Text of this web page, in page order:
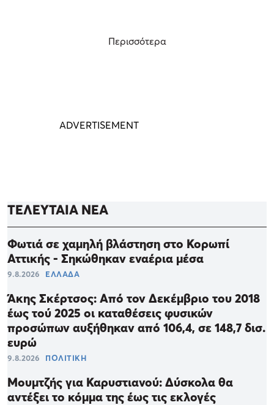
Περισσότερα
ΤΕΛΕΥΤΑΙΑ ΝΕΑ
Φωτιά σε χαμηλή βλάστηση στο Κορωπί
Αττικής - Σηκώθηκαν εναέρια μέσα
9.8.2026 ΕΛΛΑΔΑ
Άκης Σκέρτσος: Από τον Δεκέμβριο του 2018
έως τού 2025 οι καταθέσεις φυσικών
προσώπων αυξήθηκαν από 106,4, σε 148,7 δισ.
ευρώ
9.8.2026 ΠΟΛΙΤΙΚΗ
Μουμτζής για Καρυστιανού: Δύσκολα θα
αντέξει το κόμμα της έως τις εκλογές